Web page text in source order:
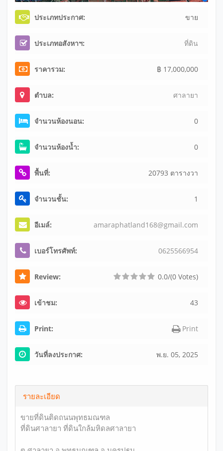
ประเภทประกาศ: ขาย
ประเภทอสังหาฯ: ที่ดิน
ราคารวม: ฿ 17,000,000
ตำบล: ศาลายา
จำนวนห้องนอน: 0
จำนวนห้องน้ำ: 0
พื้นที่: 20793 ตารางวา
จำนวนชั้น: 1
อีเมล์: amaraphatland1 68@gmail.com
เบอร์โทรศัพท์: 0625566954
Review: 0.0/(0 Votes)
เข้าชม: 43
Print: Print
วันที่ลงประกาศ: พ.ย. 05, 2025
รายละเอียด
ขายที่ดินติดถนน​พุทธมณฑล
ที่ดินศาลายา ที่ดินใกล้มหิดลศาลายา